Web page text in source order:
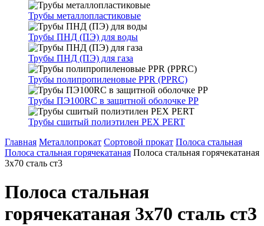
Трубы металлопластиковые
Трубы ПНД (ПЭ) для воды
Трубы ПНД (ПЭ) для газа
Трубы полипропиленовые PPR (PPRC)
Трубы ПЭ100RC в защитной оболочке PP
Трубы сшитый полиэтилен PEX PERT
Главная Металлопрокат Сортовой прокат Полоса стальная
Полоса стальная горячекатаная Полоса стальная горячекатаная
3х70 сталь ст3
Полоса стальная
горячекатаная 3х70 сталь ст3